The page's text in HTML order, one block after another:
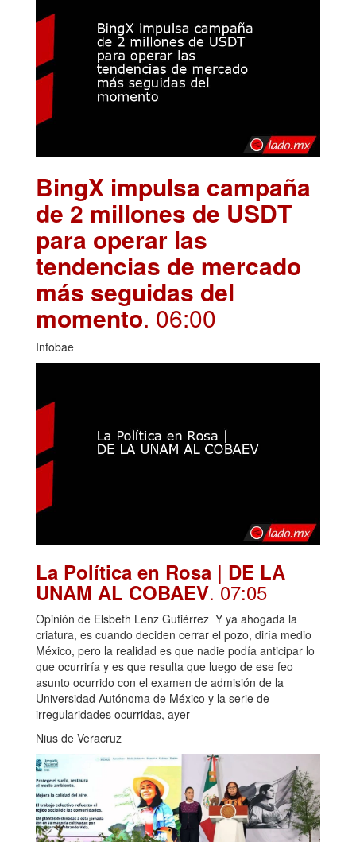
BingX impulsa campaña
de 2 millones de USDT
para operar las
tendencias de mercado
más seguidas del
momento. 06:00
Infobae
La Política en Rosa | DE LA
UNAM AL COBAEV. 07:05
Opinión de Elsbeth Lenz Gutiérrez Y ya ahogada la
criatura, es cuando deciden cerrar el pozo, diría medio
México, pero la realidad es que nadie podía anticipar lo
que ocurriría y es que resulta que luego de ese feo
asunto ocurrido con el examen de admisión de la
Universidad Autónoma de México y la serie de
irregularidades ocurridas, ayer
Nius de Veracruz